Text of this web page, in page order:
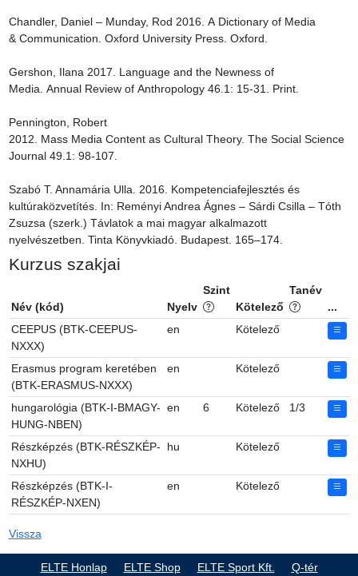
Chandler, Daniel – Munday, Rod 2016. A Dictionary of Media
& Communication. Oxford University Press. Oxford.
Gershon, Ilana 2017. Language and the Newness of
Media. Annual Review of Anthropology 46.1: 15-31. Print.
Pennington, Robert
2012. Mass Media Content as Cultural Theory. The Social Science
Journal 49.1: 98-107.
Szabó T. Annamária Ulla. 2016. Kompetenciafejlesztés és
kultúraközvetítés. In: Reményi Andrea Ágnes – Sárdi Csilla – Tóth
Zsuzsa (szerk.) Távlatok a mai magyar alkalmazott
nyelvészetben. Tinta Könyvkiadó. Budapest. 165–174.
Kurzus szakjai
Név (kód) Nyelv
Szint
Kötelező
Tanév
...
CEEPUS (BTK-CEEPUS-
NXXX)
en Kötelező
Erasmus program keretében
(BTK-ERASMUS-NXXX)
en Kötelező
hungarológia (BTK-I-BMAGY-
HUNG-NBEN)
en 6 Kötelező 1/3
Részképzés (BTK-RÉSZKÉP-
NXHU)
hu Kötelező
Részképzés (BTK-I-
RÉSZKÉP-NXEN)
en Kötelező
Vissza
ELTE Honlap ELTE Shop ELTE Sport Kft. Q-tér